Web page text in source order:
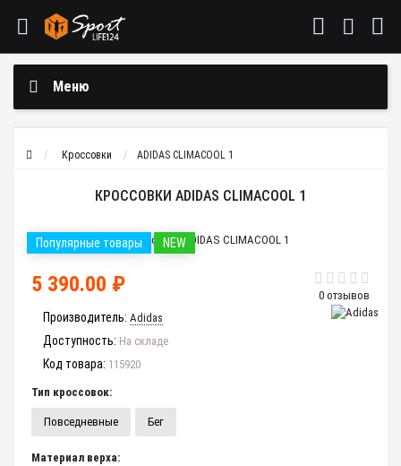
Меню
Кроссовки ADIDAS CLIMACOOL 1
КРОССОВКИ ADIDAS CLIMACOOL 1
Популярные товары NEW
0 отзывов
5 390.00 ₽
Производитель: Adidas
Доступность: На складе
Код товара: 115920
Тип кроссовок:
Повседневные Бег
Материал верха: